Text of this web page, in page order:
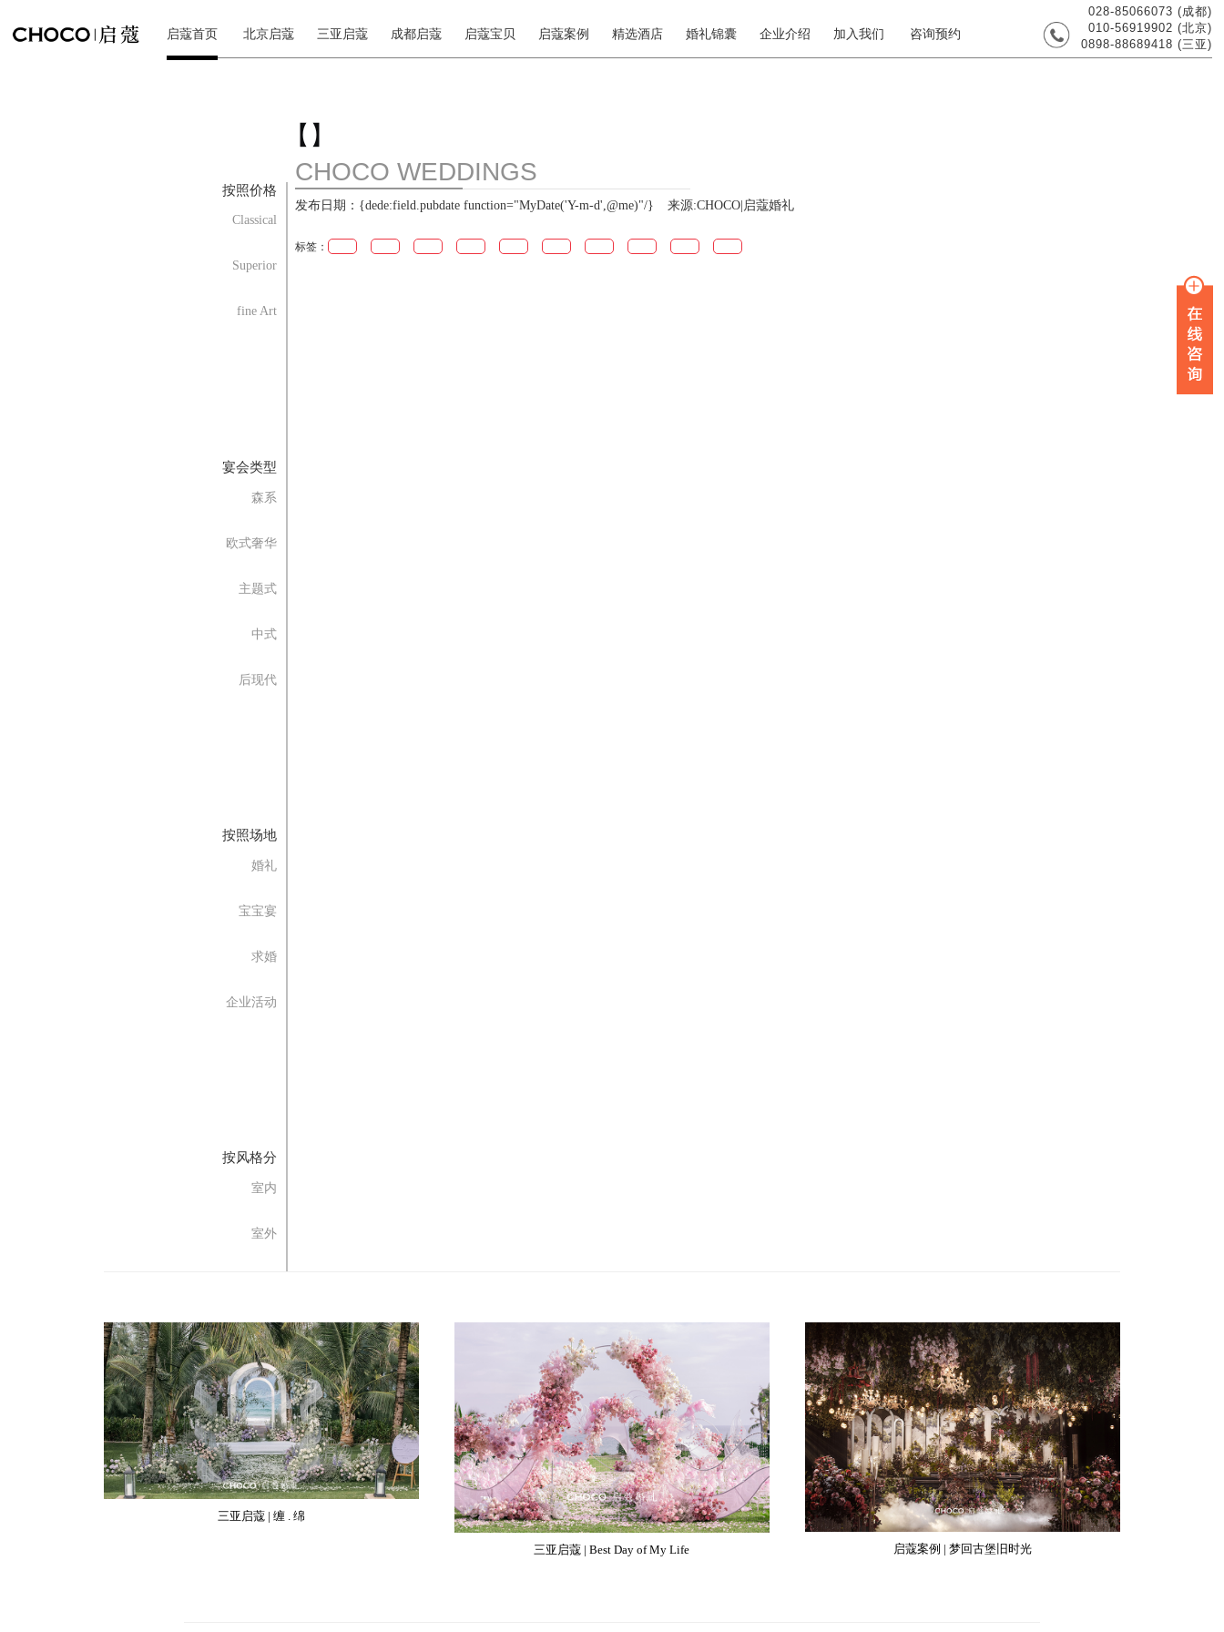
启蔻首页 北京启蔻 三亚启蔻 成都启蔻 启蔻宝贝 启蔻案例 精选酒店 婚礼锦囊 企业介绍 加入我们 咨询预约
028-85066073 (成都)
010-56919902 (北京)
0898-88689418 (三亚)
按照价格
Classical
Superior
fine Art
宴会类型
森系
欧式奢华
主题式
中式
后现代
按照场地
婚礼
宝宝宴
求婚
企业活动
按风格分
室内
室外
【】
CHOCO WEDDINGS
发布日期：{dede:field.pubdate function="MyDate('Y-m-d',@me)"/} 来源:CHOCO|启蔻婚礼
标签：
三亚启蔻 | 缠 . 绵
三亚启蔻 | Best Day of My Life 启蔻案例 | 梦回古堡旧时光